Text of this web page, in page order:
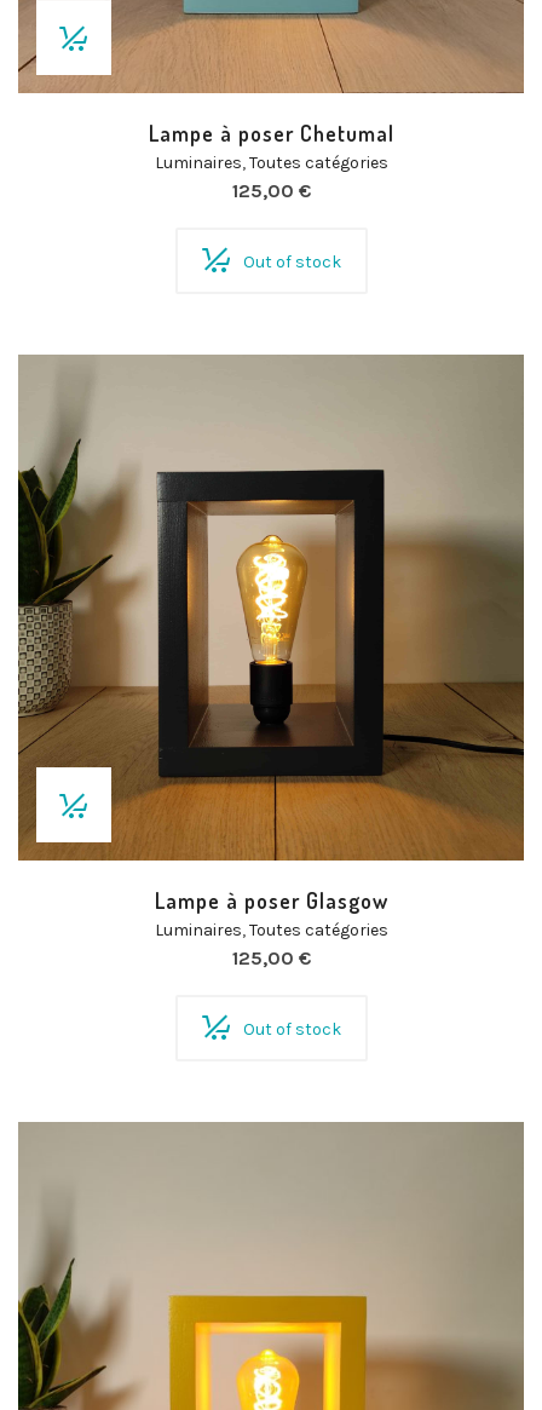
Lampe à poser Chetumal
Luminaires,Toutes catégories
125,00 €
Out of stock
Lampe à poser Glasgow
Luminaires,Toutes catégories
125,00 €
Out of stock